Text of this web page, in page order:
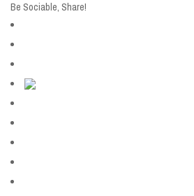
Be Sociable, Share!